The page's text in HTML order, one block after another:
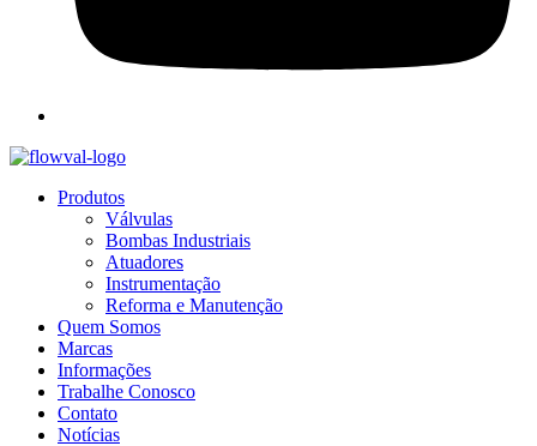
Produtos
Válvulas
Bombas Industriais
Atuadores
Instrumentação
Reforma e Manutenção
Quem Somos
Marcas
Informações
Trabalhe Conosco
Contato
Notícias